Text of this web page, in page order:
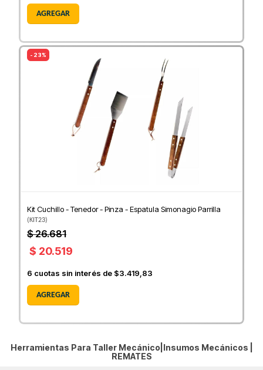
AGREGAR
- 23%
Kit Cuchillo - Tenedor - Pinza - Espatula Simonagio Parrilla
(KIT23)
$ 26.681
$ 20.519
6 cuotas sin interés de $3.419,83
AGREGAR
Herramientas Para Taller Mecánico|Insumos Mecánicos |
REMATES